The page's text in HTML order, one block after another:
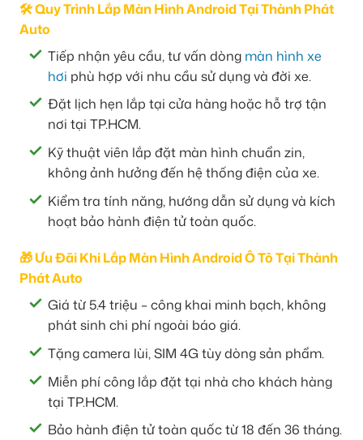
🛠️ Quy Trình Lắp Màn Hình Android Tại Thành Phát
Auto
Tiếp nhận yêu cầu, tư vấn dòng màn hình xe
hơi phù hợp với nhu cầu sử dụng và đời xe.
Đặt lịch hẹn lắp tại cửa hàng hoặc hỗ trợ tận
nơi tại TP.HCM.
Kỹ thuật viên lắp đặt màn hình chuẩn zin,
không ảnh hưởng đến hệ thống điện của xe.
Kiểm tra tính năng, hướng dẫn sử dụng và kích
hoạt bảo hành điện tử toàn quốc.
🎁 Ưu Đãi Khi Lắp Màn Hình Android Ô Tô Tại Thành
Phát Auto
Giá từ 5.4 triệu – công khai minh bạch, không
phát sinh chi phí ngoài báo giá.
Tặng camera lùi, SIM 4G tùy dòng sản phẩm.
Miễn phí công lắp đặt tại nhà cho khách hàng
tại TP.HCM.
Bảo hành điện tử toàn quốc từ 18 đến 36 tháng.